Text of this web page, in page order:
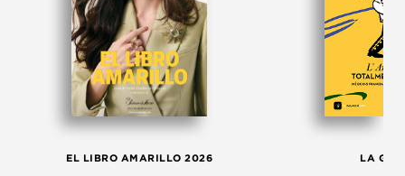
EL LIBRO AMARILLO 2026 LA